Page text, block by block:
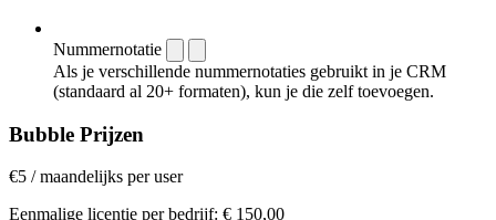
Nummernotatie
Als je verschillende nummernotaties gebruikt in je CRM
(standaard al 20+ formaten), kun je die zelf toevoegen.
Bubble Prijzen
€5 /maandelijks per user
Eenmalige licentie per bedrijf: € 150,00